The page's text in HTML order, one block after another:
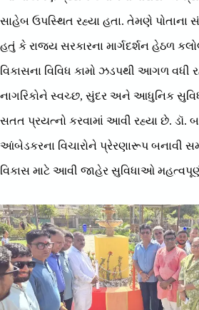
સાહેબ ઉપસ્થિત રહ્યા હતા. તેમણે પોતાના
હતું કે રાજ્ય સરકારના માર્ગદર્શન હેઠળ
વિકાસના વિવિધ કામો ઝડપથી આગળ વધી
નાગરિકોને સ્વચ્છ, સુંદર અને આધુનિક
સતત પ્રયત્નો કરવામાં આવી રહ્યા છે. ડૉ.
આંબેડકરના વિચારોને પ્રેરણારૂપ બનાવી
વિકાસ માટે આવી જાહેર સુવિધાઓ